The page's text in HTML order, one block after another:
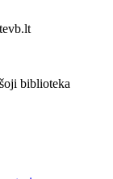
biblioteka